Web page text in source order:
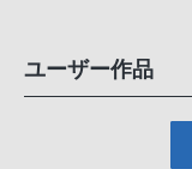
ユーザー作品